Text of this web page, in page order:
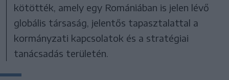
kötötték, amely egy Romániában is jelen lévő
globális társaság, jelentős tapasztalattal a
kormányzati kapcsolatok és a stratégiai
tanácsadás területén.